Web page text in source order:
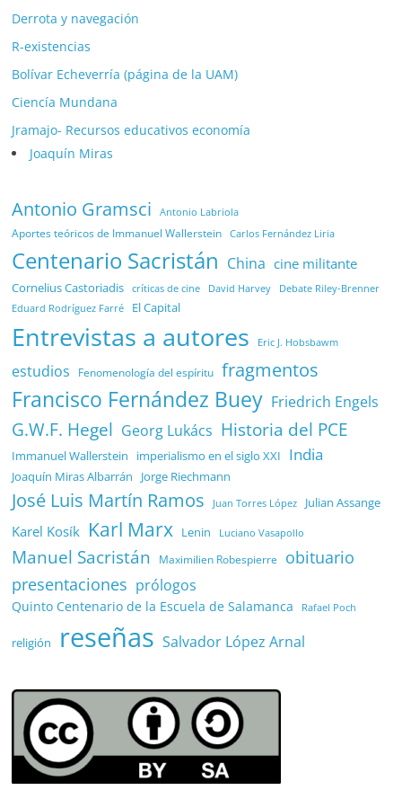
Derrota y navegación
R-existencias
Bolívar Echeverría (página de la UAM)
Ciencía Mundana
Jramajo- Recursos educativos economía
Joaquín Miras
Antonio Gramsci Antonio Labriola
Aportes teóricos de Immanuel Wallerstein Carlos Fernández Liria
Centenario Sacristán China cine militante
Cornelius Castoriadis críticas de cine David Harvey Debate Riley-Brenner
Eduard Rodríguez Farré El Capital
Entrevistas a autores Eric J. Hobsbawm
estudios Fenomenología del espíritu fragmentos
Francisco Fernández Buey Friedrich Engels
G.W.F. Hegel Georg Lukács Historia del PCE
Immanuel Wallerstein imperialismo en el siglo XXI India
Joaquín Miras Albarrán Jorge Riechmann
José Luis Martín Ramos Juan Torres López Julian Assange
Karel Kosík Karl Marx Lenin Luciano Vasapollo
Manuel Sacristán Maximilien Robespierre
obituario
presentaciones prólogos
Quinto Centenario de la Escuela de Salamanca Rafael Poch
religión reseñas Salvador López Arnal